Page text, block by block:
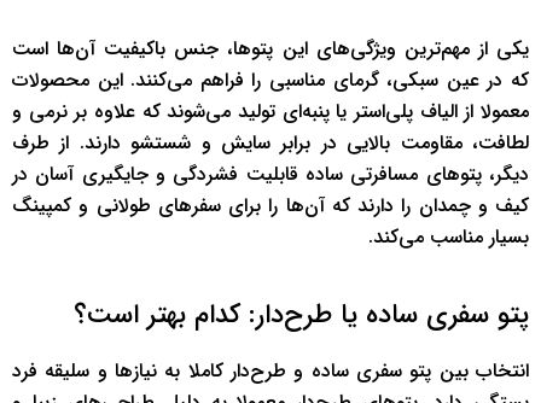
یکی از مهم‌ترین ویژگی‌های این پتوها، جنس باکیفیت آن‌ها است
که در عین سبکی، گرمای مناسبی را فراهم می‌کنند. این محصولات
معمولا از الیاف پلی‌استر یا پنبه‌ای تولید می‌شوند که علاوه بر نرمی و
لطافت، مقاومت بالایی در برابر سایش و شستشو دارند. از طرف
دیگر، پتوهای مسافرتی ساده قابلیت فشردگی و جایگیری آسان در
کیف و چمدان را دارند که آن‌ها را برای سفرهای طولانی و کمپینگ
بسیار مناسب می‌کند.
پتو سفری ساده یا طرح‌دار: کدام بهتر است؟
انتخاب بین پتو سفری ساده و طرح‌دار کاملا به نیازها و سلیقه فرد